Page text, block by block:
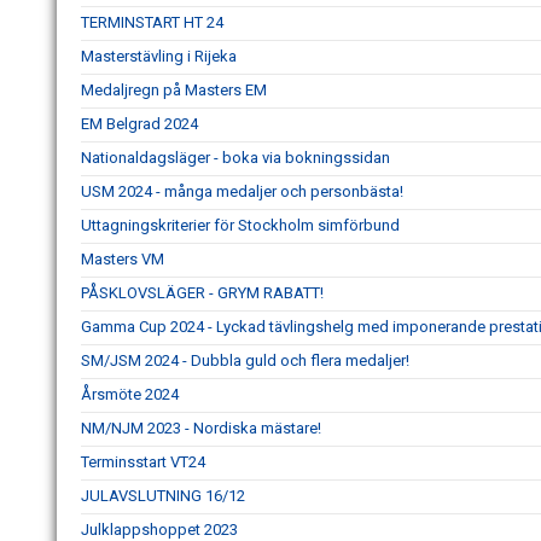
TERMINSTART HT 24
Masterstävling i Rijeka
Medaljregn på Masters EM
EM Belgrad 2024
Nationaldagsläger - boka via bokningssidan
USM 2024 - många medaljer och personbästa!
Uttagningskriterier för Stockholm simförbund
Masters VM
PÅSKLOVSLÄGER - GRYM RABATT!
Gamma Cup 2024 - Lyckad tävlingshelg med imponerande
SM/JSM 2024 - Dubbla guld och flera medaljer!
Årsmöte 2024
NM/NJM 2023 - Nordiska mästare!
Terminsstart VT24
JULAVSLUTNING 16/12
Julklappshoppet 2023